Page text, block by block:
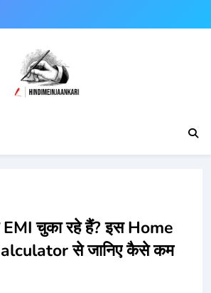
EMI चुका रहे हैं? इस Home
से जानिए कैसे कम